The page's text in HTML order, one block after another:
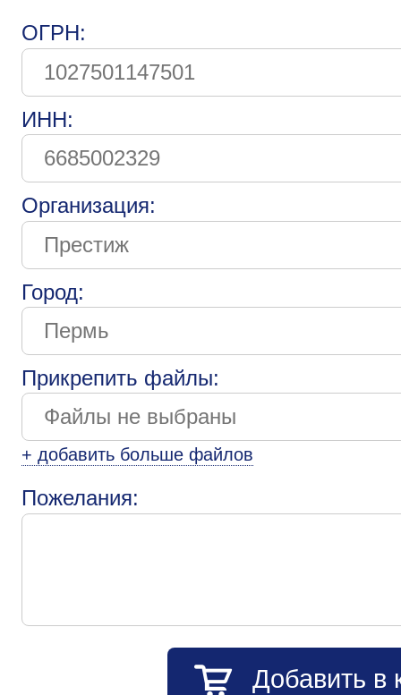
ОГРН:
ИНН:
Организация:
Город:
Прикрепить файлы:
+ добавить больше файлов
Пожелания:
Добавить в